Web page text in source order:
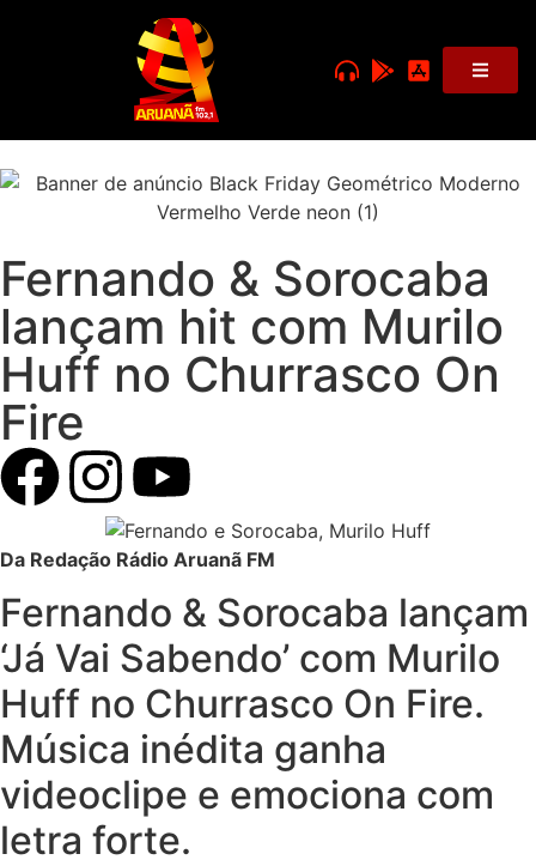
Fernando & Sorocaba
lançam hit com Murilo
Huff no Churrasco On
Fire
Da Redação Rádio Aruanã FM
Fernando & Sorocaba lançam
‘Já Vai Sabendo’ com Murilo
Huff no Churrasco On Fire.
Música inédita ganha
videoclipe e emociona com
letra forte.